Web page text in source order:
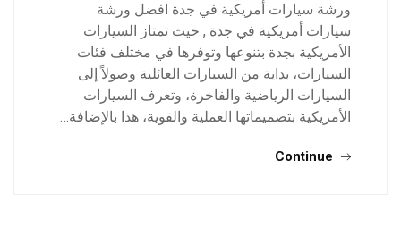
ورشة سيارات أمريكية في جدة افضل ورشة
سيارات أمريكية في جدة , حيث تمتاز السيارات
الأمريكية بجدة بتنوعها وتوفرها في مختلف فئات
السيارات، بداية من السيارات العائلية وصولاً إلى
السيارات الرياضية والفاخرة، وتعرف السيارات
الأمريكية بتصميماتها العملية والقوية، هذا بالإضافة…
Continue